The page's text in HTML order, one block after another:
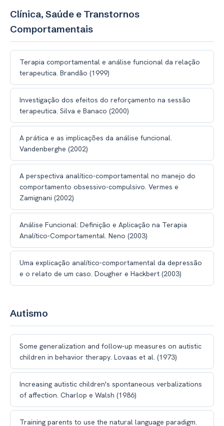
Clínica, Saúde e Transtornos
Comportamentais
Terapia comportamental e análise funcional da relação
terapeutica. Brandão (1999)
Investigação dos efeitos do reforçamento na sessão
terapeutica. Silva e Banaco (2000)
A prática e as implicações da análise funcional.
Vandenberghe (2002)
A perspectiva analítico-comportamental no manejo do
comportamento obsessivo-compulsivo. Vermes e
Zamignani (2002)
Análise Funcional: Definição e Aplicação na Terapia
Analítico-Comportamental. Neno (2003)
Uma explicação analítico-comportamental da depressão
e o relato de um caso. Dougher e Hackbert (2003)
Autismo
Some generalization and follow-up measures on autistic
children in behavior therapy. Lovaas et al. (1973)
Increasing autistic children's spontaneous verbalizations
of affection. Charlop e Walsh (1986)
Training parents to use the natural language paradigm.